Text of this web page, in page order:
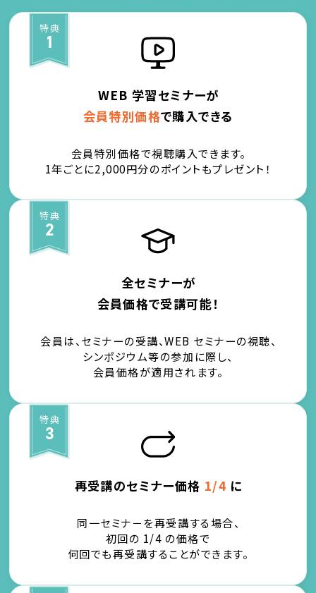
WEB 学習セミナーが
会員特別価格で購入できる
会員特別価格で視聴購入できます。
1年ごとに2,000円分のポイントもプレゼント！
特典
1
全セミナーが
会員価格で受講可能！
会員は、セミナーの受講、WEB セミナーの視聴、
シンポジウム等の参加に際し、
会員価格が適用されます。
特典
2
再受講のセミナー価格 1/4 に
同一セミナ－を再受講する場合、
初回の 1/4 の価格で
何回でも再受講することができます。
特典
3